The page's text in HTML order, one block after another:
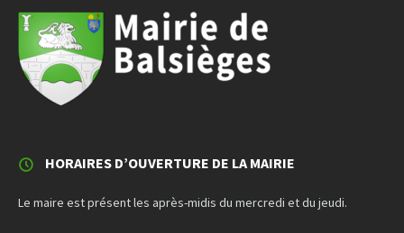
HORAIRES D’OUVERTURE DE LA MAIRIE
Le maire est présent les après-midis du mercredi et du jeudi.